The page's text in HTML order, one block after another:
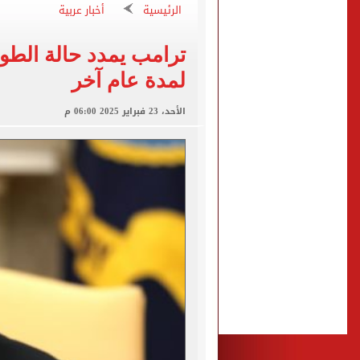
الاتحاد التركي يمنح
برشلونة يطرح تذاكر
طرابزون سبور ينفي الحجز
منتخب ناشئات كرة اليد يخسر أمام إسبانيا 27 - 26
الرئيسية أخبار عربية
ترامب يمدد حالة
لمدة عام آخر
الأحد، 23 فبراير 2025 06:00 م